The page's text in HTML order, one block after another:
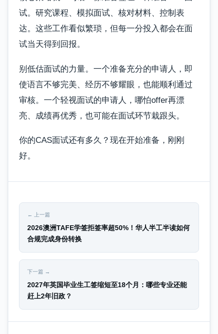
试。研究课程、模拟面试、核对材料、控制表
达。这些工作看似繁琐，但每一分投入都会在面
试当天得到回报。
别低估面试的力量。一个准备充分的申请人，即
使语言不够完美、经历不够耀眼，也能顺利通过
审核。一个轻视面试的申请人，哪怕offer再漂
亮、成绩再优秀，也可能在面试环节栽跟头。
你的CAS面试还有多久？现在开始准备，刚刚
好。
← 上一篇
2026澳洲TAFE学签拒签率超50%！华人半工半读如何
合规完成身份转换
下一篇 →
2027年英国毕业生工签缩短至18个月：哪些专业还能
赶上2年旧政？